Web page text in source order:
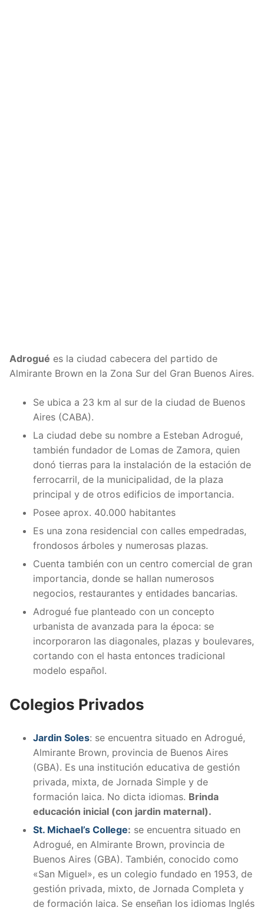
Adrogué es la ciudad cabecera del partido de
Almirante Brown en la Zona Sur del Gran Buenos Aires.
Se ubica a 23 km al sur de la ciudad de Buenos
Aires (CABA).
La ciudad debe su nombre a Esteban Adrogué,
también fundador de Lomas de Zamora, quien
donó tierras para la instalación de la estación de
ferrocarril, de la municipalidad, de la plaza
principal y de otros edificios de importancia.
Posee aprox. 40.000 habitantes
Es una zona residencial con calles empedradas,
frondosos árboles y numerosas plazas.
Cuenta también con un centro comercial de gran
importancia, donde se hallan numerosos
negocios, restaurantes y entidades bancarias.
Adrogué fue planteado con un concepto
urbanista de avanzada para la época: se
incorporaron las diagonales, plazas y boulevares,
cortando con el hasta entonces tradicional
modelo español.
Colegios Privados
Jardin Soles: se encuentra situado en Adrogué,
Almirante Brown, provincia de Buenos Aires
(GBA). Es una institución educativa de gestión
privada, mixta, de Jornada Simple y de
formación laica. No dicta idiomas. Brinda
educación inicial (con jardin maternal).
St. Michael’s College: se encuentra situado en
Adrogué, en Almirante Brown, provincia de
Buenos Aires (GBA). También, conocido como
«San Miguel», es un colegio fundado en 1953, de
gestión privada, mixto, de Jornada Completa y
de formación laica. Se enseñan los idiomas Inglés